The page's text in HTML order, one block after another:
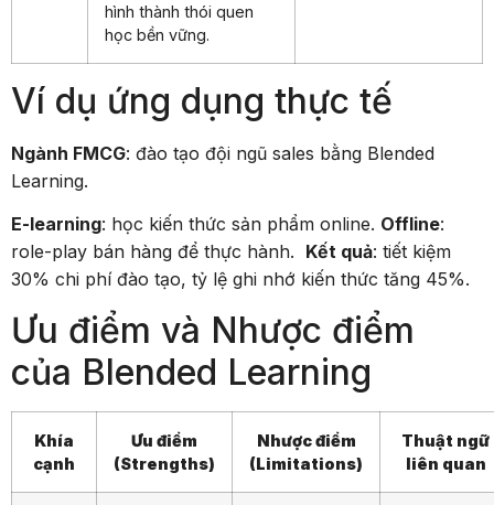
hình thành thói quen
học bền vững.
Ví dụ ứng dụng thực tế
Ngành FMCG: đào tạo đội ngũ sales bằng Blended
Learning.
E-learning: học kiến thức sản phẩm online. Offline:
role-play bán hàng để thực hành. Kết quả: tiết kiệm
30% chi phí đào tạo, tỷ lệ ghi nhớ kiến thức tăng 45%.
Ưu điểm và Nhược điểm
của Blended Learning
Khía
cạnh
Ưu điểm
(Strengths)
Nhược điểm
(Limitations)
Thuật ngữ
liên quan